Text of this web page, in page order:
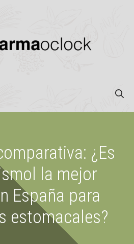
¿Es
la mejor
España para
estomacales?